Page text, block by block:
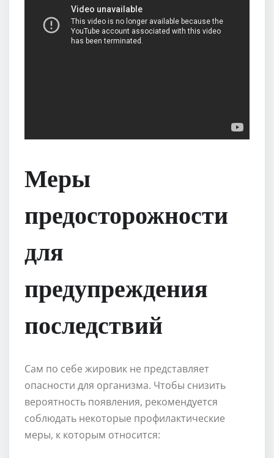
Меры
предосторожности
для
предупреждения
последствий
Сам по себе жировик не представляет
опасности для организма. Чтобы снизить
вероятность появления, рекомендуется
соблюдать некоторые профилактические
меры, к которым относится: